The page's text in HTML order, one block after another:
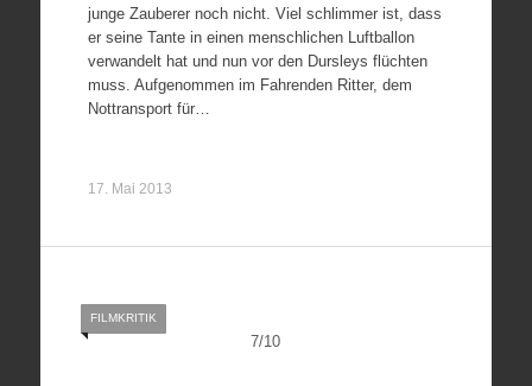
junge Zauberer noch nicht. Viel schlimmer ist, dass
er seine Tante in einen menschlichen Luftballon
verwandelt hat und nun vor den Dursleys flüchten
muss. Aufgenommen im Fahrenden Ritter, dem
Nottransport für…
17. Mai 2013
7/10
FILMKRITIK